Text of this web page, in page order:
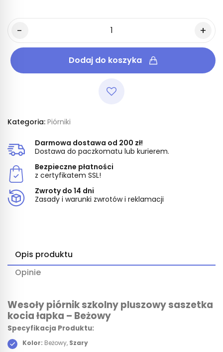
Dodaj do koszyka
Kategoria: Piórniki
Darmowa dostawa od 200 zł!
Dostawa do paczkomatu lub kurierem.
Bezpieczne płatności
z certyfikatem SSL!
Zwroty do 14 dni
Zasady i warunki zwrotów i reklamacji
Opis produktu
Opinie
Wesoły piórnik szkolny pluszowy saszetka
kocia łapka – Beżowy
Specyfikacja Produktu:
Kolor: Beżowy, Szary